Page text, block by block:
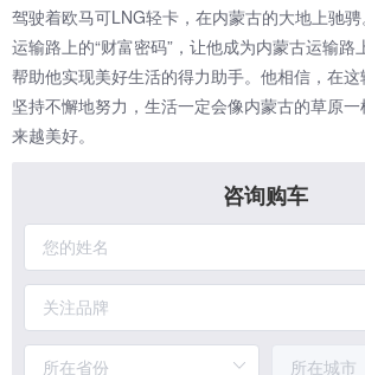
驾驶着欧马可LNG轻卡，在内蒙古的大地上驰
运输路上的“财富密码”，让他成为内蒙古运输路
帮助他实现美好生活的得力助手。他相信，在
坚持不懈地努力，生活一定会像内蒙古的草原
来越美好。
咨询购车